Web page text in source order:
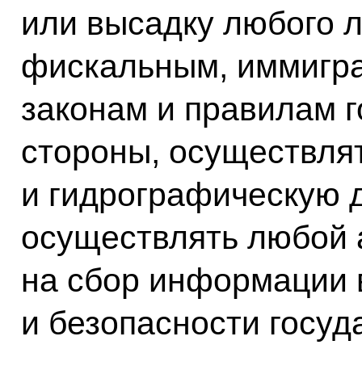
или высадку любого
фискальным,
законам и правилам
стороны,
и гидрографическую
осуществлять любой
на сбор информации
и безопасности